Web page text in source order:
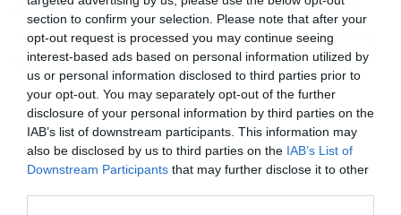
section to confirm your selection. Please note that after your
opt-out request is processed you may continue seeing
interest-based ads based on personal information utilized by
us or personal information disclosed to third parties prior to
your opt-out. You may separately opt-out of the further
disclosure of your personal information by third parties on the
IAB’s list of downstream participants. This information may
also be disclosed by us to third parties on the IAB’s List of
Downstream Participants that may further disclose it to other
2025, έτσι ώστε να έχει ολοκληρωθεί μέχρι το
τέλος του 2028. Το έργο έχει χρόνο υλοποίησης
τρία χρόνια.